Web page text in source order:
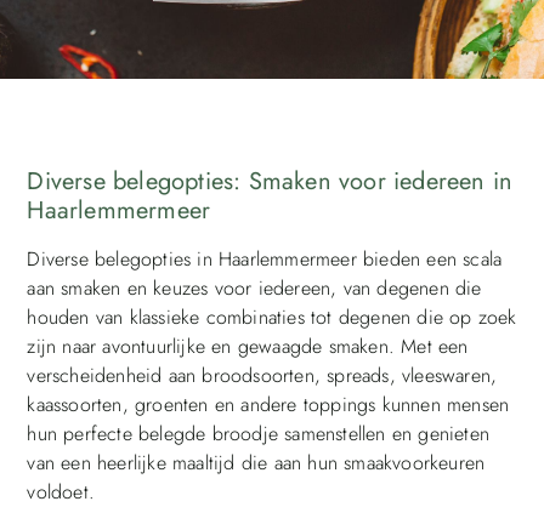
Diverse belegopties: Smaken voor iedereen in
Haarlemmermeer
Diverse belegopties in Haarlemmermeer bieden een scala
aan smaken en keuzes voor iedereen, van degenen die
houden van klassieke combinaties tot degenen die op zoek
zijn naar avontuurlijke en gewaagde smaken. Met een
verscheidenheid aan broodsoorten, spreads, vleeswaren,
kaassoorten, groenten en andere toppings kunnen mensen
hun perfecte belegde broodje samenstellen en genieten
van een heerlijke maaltijd die aan hun smaakvoorkeuren
voldoet.